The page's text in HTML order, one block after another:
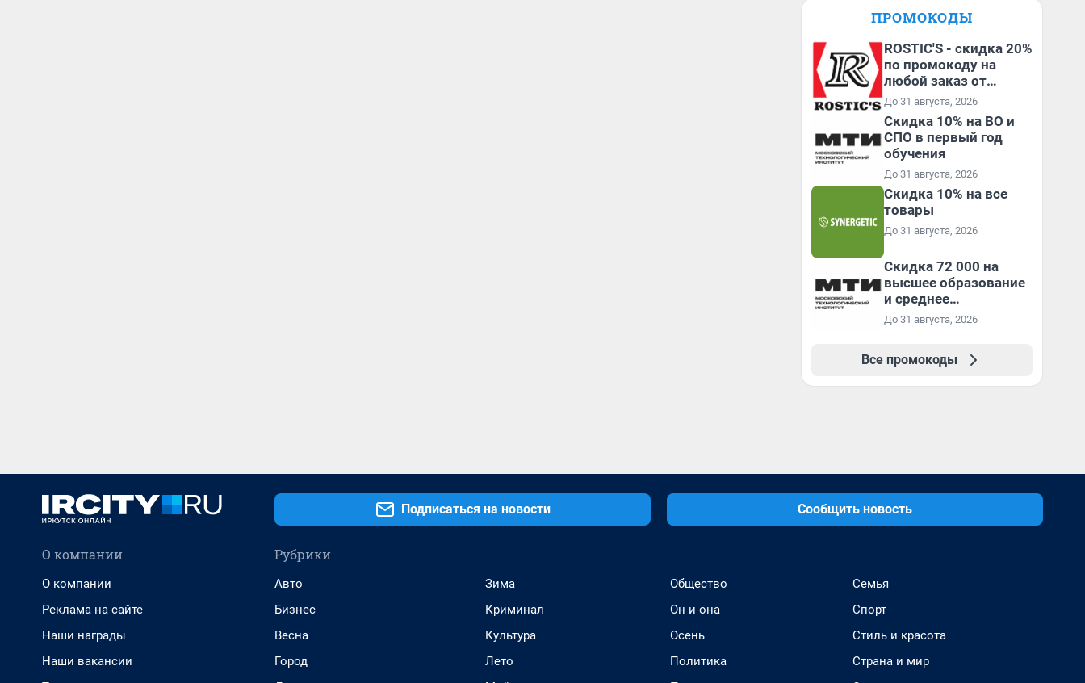
ПРОМОКОДЫ
ROSTIC'S - скидка 20%
по промокоду на
любой заказ от
3199₽!
До 31 августа, 2026
Скидка 10% на ВО и
СПО в первый год
обучения
До 31 августа, 2026
Скидка 10% на все
товары
До 31 августа, 2026
Скидка 72 000 на
высшее образование
и среднее
специальное
До 31 августа, 2026
Все промокоды
Подписаться на новости Сообщить новость
О компании
О компании
Реклама на сайте
Наши награды
Наши вакансии
Рубрики
Авто
Бизнес
Весна
Город
Зима
Криминал
Культура
Лето
Общество
Он и она
Осень
Политика
Семья
Спорт
Стиль и красота
Страна и мир